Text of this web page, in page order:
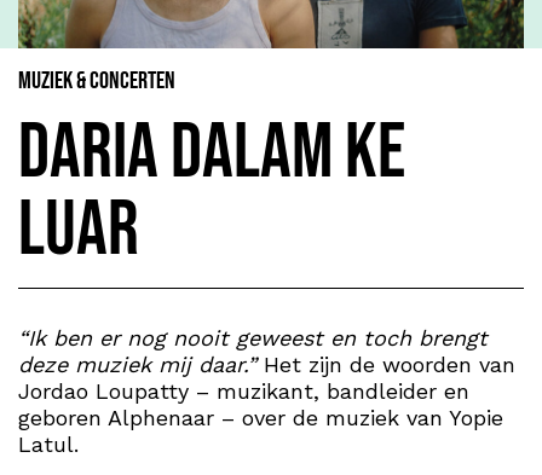
Muziek & Concerten
Daria Dalam Ke
Luar
“Ik ben er nog nooit geweest en toch brengt
deze muziek mij daar.”Het zijn de woorden van
Jordao Loupatty – muzikant, bandleider en
geboren Alphenaar – over de muziek van Yopie
Latul.